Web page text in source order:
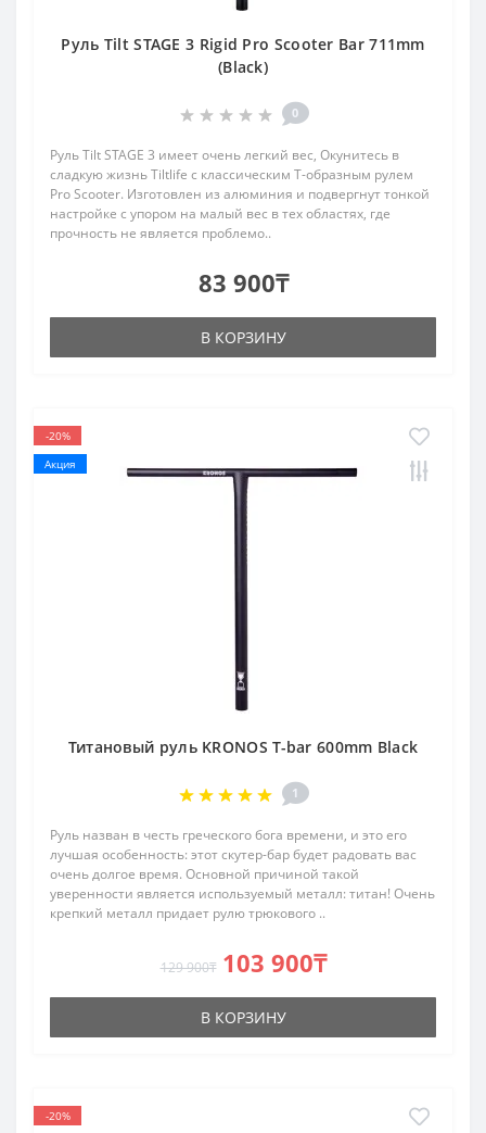
Руль Tilt STAGE 3 Rigid Pro Scooter Bar 711mm
(Black)
0
Руль Tilt STAGE 3 имеет очень легкий вес, Окунитесь в
сладкую жизнь Tiltlife с классическим T-образным рулем
Pro Scooter. Изготовлен из алюминия и подвергнут тонкой
настройке с упором на малый вес в тех областях, где
прочность не является проблемо..
83 900₸
В КОРЗИНУ
-20%
Акция
Титановый руль KRONOS T-bar 600mm Black
1
Руль назван в честь греческого бога времени, и это его
лучшая особенность: этот скутер-бар будет радовать вас
очень долгое время. Основной причиной такой
уверенности является используемый металл: титан! Очень
крепкий металл придает рулю трюкового ..
129 900₸ 103 900₸
В КОРЗИНУ
-20%